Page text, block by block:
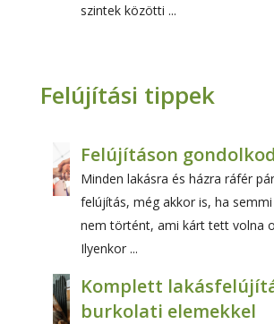
szintek közötti ...
Felújítási tippek
Felújításon
Minden lakásra és házra ráfér
felújítás, még akkor is, ha
nem történt, ami kárt tett volna
Ilyenkor ...
Komplett
burkolati elemekkel